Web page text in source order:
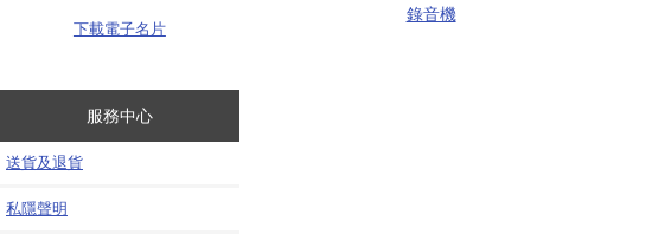
下載電子名片
服務中心
送貨及退貨
私隱聲明
錄音機